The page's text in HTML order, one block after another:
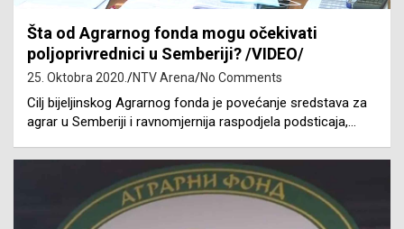
Šta od Agrarnog fonda mogu očekivati
poljoprivrednici u Semberiji? /VIDEO/
25. Oktobra 2020. NTV Arena No Comments
Cilj bijeljinskog Agrarnog fonda je povećanje sredstava za
agrar u Semberiji i ravnomjernija raspodjela podsticaja,…